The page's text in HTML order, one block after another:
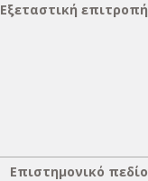
Εξεταστική επιτροπή
Επιστημονικό πεδίο